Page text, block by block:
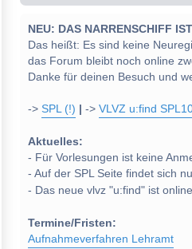
NEU: DAS NARRENSCHIFF
Das heißt: Es sind keine
das Forum bleibt noch online
Danke für deinen Besuch und
-> SPL (!) -> VLVZ u:find
Aktuelles:
- Für Vorlesungen ist keine
- Auf der SPL Seite findet sich
- Das neue vlvz "u:find" ist
Termine/Fristen:
Aufnahmeverfahren Lehramt